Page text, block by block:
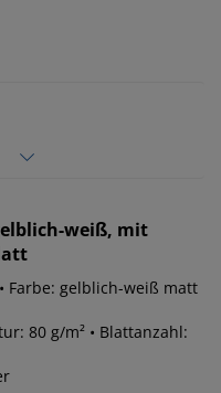
weiß, mit
Farbe: gelblich-weiß matt
80 g/m² • Blattanzahl: